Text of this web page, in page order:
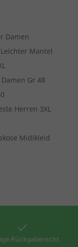
Damen
Leichter Mantel
Gr 48
Herren 3XL
Midikleid
Rückgaberecht